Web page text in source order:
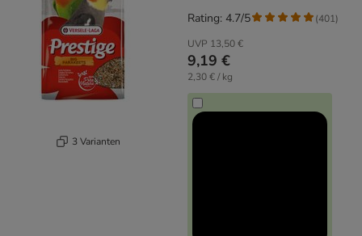
3 Varianten
UVP 13,50 €
9,19 €
2,30 € / kg
Rating: 4.7/5 (401)